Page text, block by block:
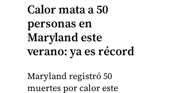
Calor mata a 50
personas en
Maryland este
verano: ya es récord
Maryland registró 50
muertes por calor este